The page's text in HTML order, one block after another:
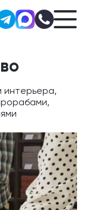
интерьера,